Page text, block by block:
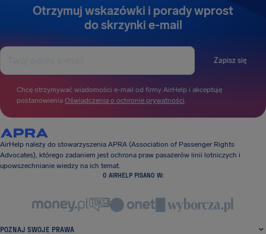
Otrzymuj wskazówki i porady wprost
do skrzynki e-mail
Zapisz się
Chcę otrzymywać wiadomości e-mail od firmy AirHelp i akceptuję
postanowienia Oświadczenia o ochronie prywatności.
AirHelp należy do stowarzyszenia APRA (Association of Passenger Rights
Advocates), którego zadaniem jest ochrona praw pasażerów linii lotniczych i
upowszechnianie wiedzy na ich temat.
O AIRHELP PISANO W:
POZNAJ SWOJE PRAWA